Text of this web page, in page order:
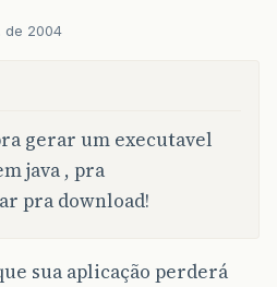
de 2004
gerar um executavel
java , pra
pra download!
sua aplicação perderá